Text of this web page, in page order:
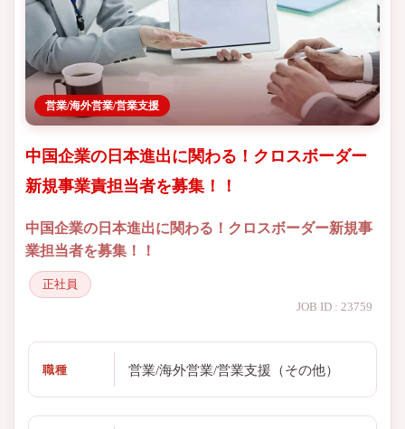
営業/海外営業/営業支援
中国企業の日本進出に関わる！クロスボーダー
新規事業責担当者を募集！！
中国企業の日本進出に関わる！クロスボーダー新規事
業担当者を募集！！
正社員
JOB ID : 23759
職種 営業/海外営業/営業支援（その他）